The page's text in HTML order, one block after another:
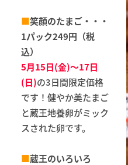
■笑顔のたまご・・・
1パック249円（税
込）
5月15日(金)～17日
(日)の3日間限定価格
です！健やか美たまご
と蔵王地養卵がミック
スされた卵です。
■蔵王のいろいろ